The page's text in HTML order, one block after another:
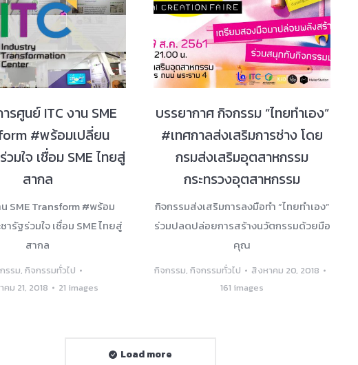
รศูนย์ ITC งาน SME
#พร้อมเปลี่ยน
วมใจ เชื่อม SME ไทยสู่
สากล
SME Transform #พร้อม
ารัฐร่วมใจ เชื่อม SME ไทยสู่
สากล
รรม, กิจกรรมทั่วไป
ม 21, 2018
21 images
บรรยากาศ กิจกรรม “ไทยทำเอง”
#เทศกาลส่งเสริมการช่าง โดย
กรมส่งเสริมอุตสาหกรรม
กระทรวงอุตสาหกรรม
กิจกรรมส่งเสริมการลงมือทำ “ไทยทำเอง”
ร่วมปลดปล่อยการสร้างนวัตกรรมด้วยมือ
คุณ
กิจกรรม, กิจกรรมทั่วไป
สิงหาคม 20, 2018
161 images
Load more